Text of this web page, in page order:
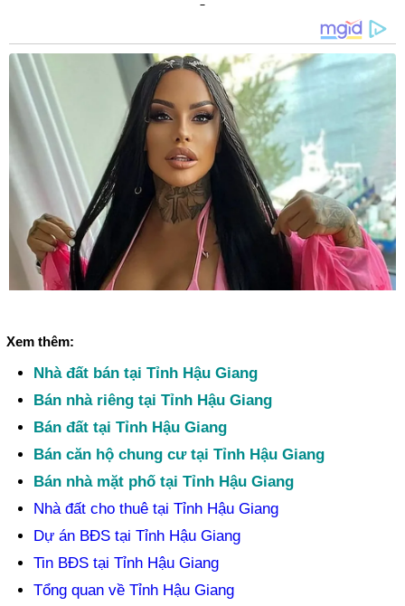
Xem thêm:
Nhà đất bán tại Tỉnh Hậu Giang
Bán nhà riêng tại Tỉnh Hậu Giang
Bán đất tại Tỉnh Hậu Giang
Bán căn hộ chung cư tại Tỉnh Hậu Giang
Bán nhà mặt phố tại Tỉnh Hậu Giang
Nhà đất cho thuê tại Tỉnh Hậu Giang
Dự án BĐS tại Tỉnh Hậu Giang
Tin BĐS tại Tỉnh Hậu Giang
Tổng quan về Tỉnh Hậu Giang